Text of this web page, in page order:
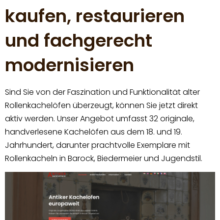
kaufen, restaurieren
und fachgerecht
modernisieren
Sind Sie von der Faszination und Funktionalität alter
Rollenkachelöfen überzeugt, können Sie jetzt direkt
aktiv werden. Unser Angebot umfasst 32 originale,
handverlesene Kachelöfen aus dem 18. und 19.
Jahrhundert, darunter prachtvolle Exemplare mit
Rollenkacheln in Barock, Biedermeier und Jugendstil.